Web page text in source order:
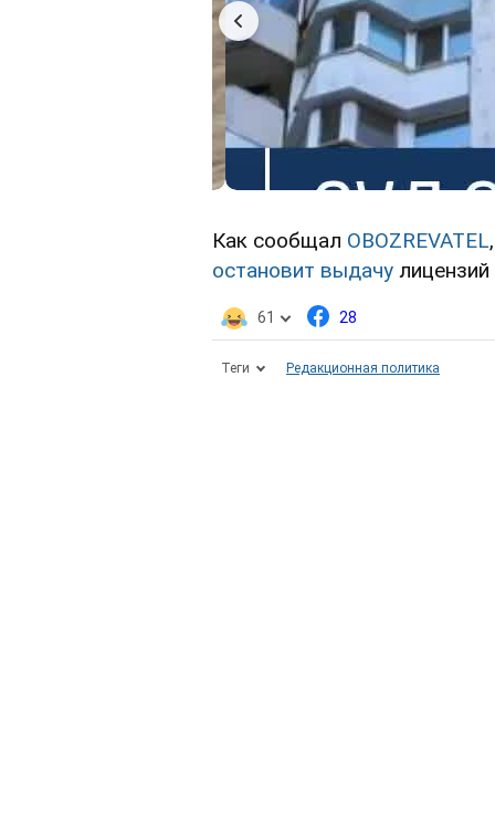
Как сообщал OBOZREVATEL
остановит выдачу
61 28
Теги Редакционная политика